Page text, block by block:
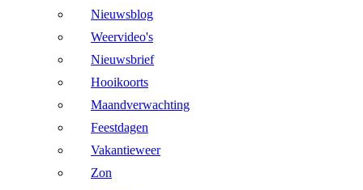
Nieuwsblog
Weervideo's
Nieuwsbrief
Hooikoorts
Maandverwachting
Feestdagen
Vakantieweer
Zon